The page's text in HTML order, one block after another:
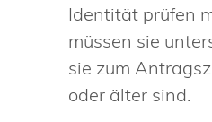
Identität prüfen
müssen sie
sie zum
oder älter sind.